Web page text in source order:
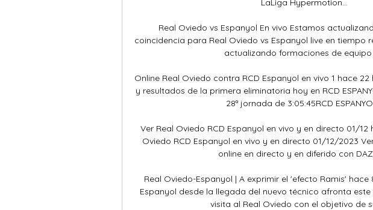
Real Oviedo vs Espanyol En vivo Estamos
coincidencia para Real Oviedo vs Espanyol live en tiempo
actualizando formaciones de equipo y
Online Real Oviedo contra RCD Espanyol en vivo 1 hace
y resultados de la primera eliminatoria hoy en RCD
28ª jornada de 3:05:45RCD ESPANYOL
Ver Real Oviedo RCD Espanyol en vivo y en directo 01/
Oviedo RCD Espanyol en vivo y en directo 01/12/2023 Ver
online en directo y en diferido con
Real Oviedo-Espanyol | A exprimir el 'efecto Ramis'
Espanyol desde la llegada del nuevo técnico afronta
visita al Real Oviedo con el objetivo de